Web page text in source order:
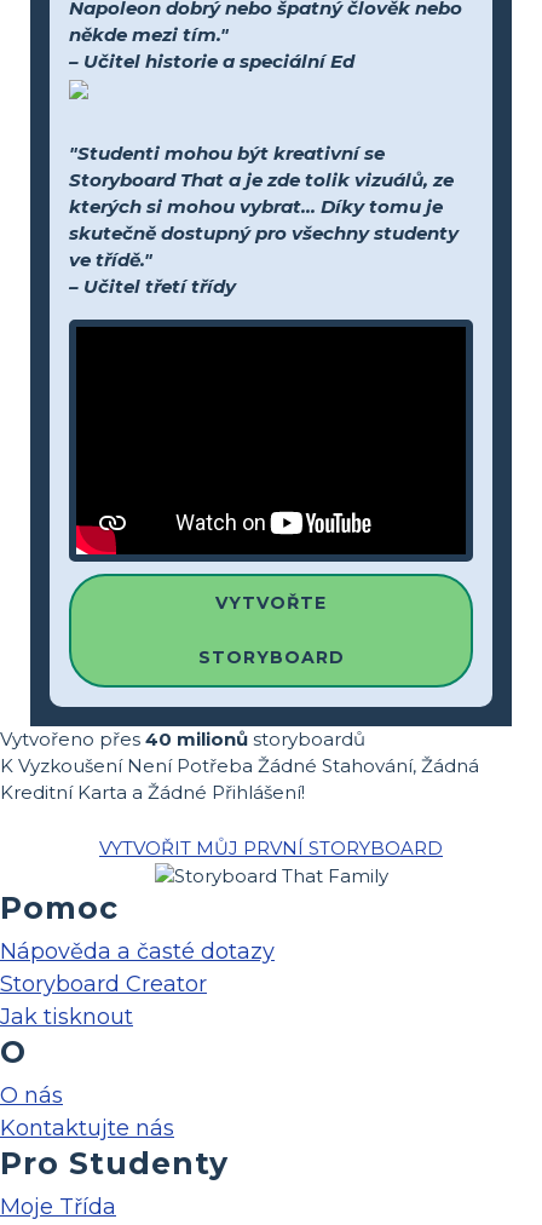
Napoleon dobrý nebo špatný člověk nebo
někde mezi tím."
– Učitel historie a speciální Ed
"Studenti mohou být kreativní se
Storyboard That a je zde tolik vizuálů, ze
kterých si mohou vybrat... Díky tomu je
skutečně dostupný pro všechny studenty
ve třídě."
– Učitel třetí třídy
VYTVOŘTE
STORYBOARD
Vytvořeno přes 40 milionů storyboardů
K Vyzkoušení Není Potřeba Žádné Stahování, Žádná
Kreditní Karta a Žádné Přihlášení!
VYTVOŘIT MŮJ PRVNÍ STORYBOARD
Pomoc
Nápověda a časté dotazy
Storyboard Creator
Jak tisknout
O
O nás
Kontaktujte nás
Pro Studenty
Moje Třída